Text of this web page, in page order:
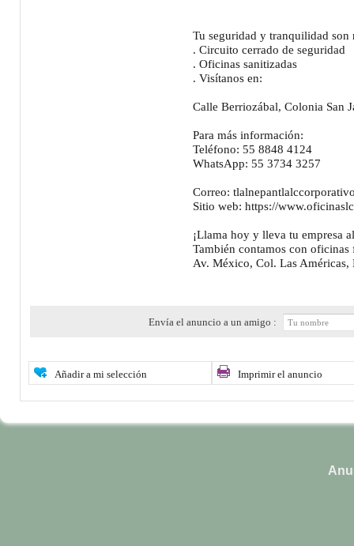
Tu seguridad y tranquilidad son
. Circuito cerrado de seguridad
. Oficinas sanitizadas
. Visítanos en:
Calle Berriozábal, Colonia San
Para más información:
Teléfono: 55 8848 4124
WhatsApp: 55 3734 3257
Correo:
Sitio web: https://
¡Llama hoy y lleva tu empresa
También contamos con
Av. México, Col. Las
Envía el anuncio a un amigo :
Añadir a mi selección Imprimir el anuncio